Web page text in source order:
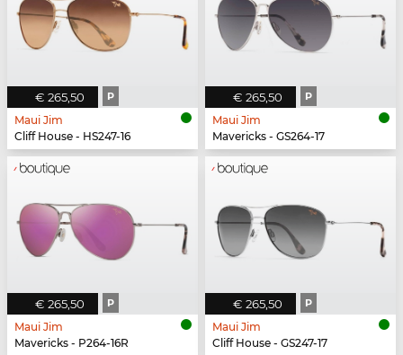
€ 265,50 P
Maui Jim
Cliff House - HS247-16
€ 265,50 P
Maui Jim
Mavericks - GS264-17
€ 265,50 P
Maui Jim
Mavericks - P264-16R
€ 265,50 P
Maui Jim
Cliff House - GS247-17